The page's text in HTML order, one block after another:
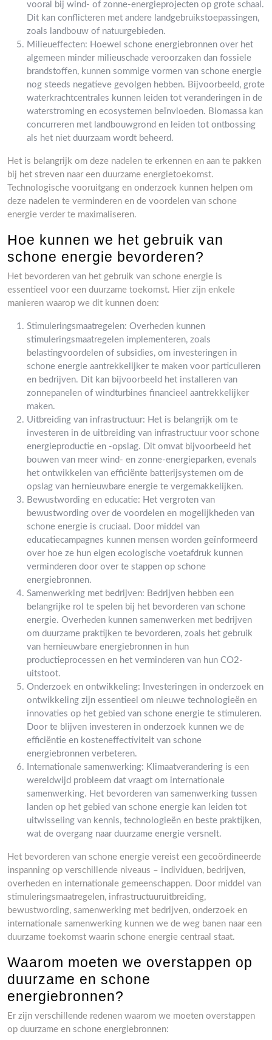
vooral bij wind- of zonne-energieprojecten op grote schaal.
Dit kan conflicteren met andere landgebruikstoepassingen,
zoals landbouw of natuurgebieden.
Milieueffecten: Hoewel schone energiebronnen over het
algemeen minder milieuschade veroorzaken dan fossiele
brandstoffen, kunnen sommige vormen van schone energie
nog steeds negatieve gevolgen hebben. Bijvoorbeeld, grote
waterkrachtcentrales kunnen leiden tot veranderingen in de
waterstroming en ecosystemen beïnvloeden. Biomassa kan
concurreren met landbouwgrond en leiden tot ontbossing
als het niet duurzaam wordt beheerd.
Het is belangrijk om deze nadelen te erkennen en aan te pakken
bij het streven naar een duurzame energietoekomst.
Technologische vooruitgang en onderzoek kunnen helpen om
deze nadelen te verminderen en de voordelen van schone
energie verder te maximaliseren.
Hoe kunnen we het gebruik van
schone energie bevorderen?
Het bevorderen van het gebruik van schone energie is
essentieel voor een duurzame toekomst. Hier zijn enkele
manieren waarop we dit kunnen doen:
Stimuleringsmaatregelen: Overheden kunnen
stimuleringsmaatregelen implementeren, zoals
belastingvoordelen of subsidies, om investeringen in
schone energie aantrekkelijker te maken voor particulieren
en bedrijven. Dit kan bijvoorbeeld het installeren van
zonnepanelen of windturbines financieel aantrekkelijker
maken.
Uitbreiding van infrastructuur: Het is belangrijk om te
investeren in de uitbreiding van infrastructuur voor schone
energieproductie en -opslag. Dit omvat bijvoorbeeld het
bouwen van meer wind- en zonne-energieparken, evenals
het ontwikkelen van efficiënte batterijsystemen om de
opslag van hernieuwbare energie te vergemakkelijken.
Bewustwording en educatie: Het vergroten van
bewustwording over de voordelen en mogelijkheden van
schone energie is cruciaal. Door middel van
educatiecampagnes kunnen mensen worden geïnformeerd
over hoe ze hun eigen ecologische voetafdruk kunnen
verminderen door over te stappen op schone
energiebronnen.
Samenwerking met bedrijven: Bedrijven hebben een
belangrijke rol te spelen bij het bevorderen van schone
energie. Overheden kunnen samenwerken met bedrijven
om duurzame praktijken te bevorderen, zoals het gebruik
van hernieuwbare energiebronnen in hun
productieprocessen en het verminderen van hun CO2-
uitstoot.
Onderzoek en ontwikkeling: Investeringen in onderzoek en
ontwikkeling zijn essentieel om nieuwe technologieën en
innovaties op het gebied van schone energie te stimuleren.
Door te blijven investeren in onderzoek kunnen we de
efficiëntie en kosteneffectiviteit van schone
energiebronnen verbeteren.
Internationale samenwerking: Klimaatverandering is een
wereldwijd probleem dat vraagt om internationale
samenwerking. Het bevorderen van samenwerking tussen
landen op het gebied van schone energie kan leiden tot
uitwisseling van kennis, technologieën en beste praktijken,
wat de overgang naar duurzame energie versnelt.
Het bevorderen van schone energie vereist een gecoördineerde
inspanning op verschillende niveaus – individuen, bedrijven,
overheden en internationale gemeenschappen. Door middel van
stimuleringsmaatregelen, infrastructuuruitbreiding,
bewustwording, samenwerking met bedrijven, onderzoek en
internationale samenwerking kunnen we de weg banen naar een
duurzame toekomst waarin schone energie centraal staat.
Waarom moeten we overstappen op
duurzame en schone
energiebronnen?
Er zijn verschillende redenen waarom we moeten overstappen
op duurzame en schone energiebronnen: